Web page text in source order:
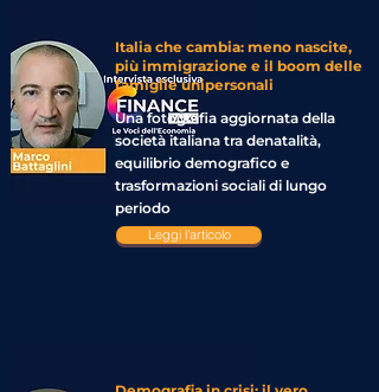
Italia che cambia: meno nascite,
più immigrazione e il boom delle
famiglie unipersonali
Una fotografia aggiornata della
società italiana tra denatalità,
equilibrio demografico e
trasformazioni sociali di lungo
periodo
Leggi l'articolo